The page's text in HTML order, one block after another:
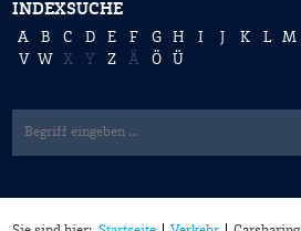
INDEXSUCHE
A B C D E F G H I K L M
V
W X Y Z Ä Ö Ü